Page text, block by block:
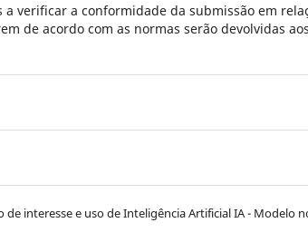
verificar a conformidade da submissão em
de acordo com as normas serão devolvidas aos
interesse e uso de Inteligência Artificial IA - Modelo